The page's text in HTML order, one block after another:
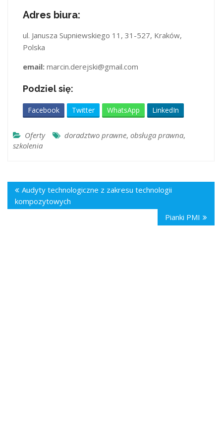
Adres biura:
ul. Janusza Supniewskiego 11, 31-527, Kraków,
Polska
email: marcin.derejski@gmail.com
Podziel się:
Facebook Twitter WhatsApp LinkedIn
Oferty doradztwo prawne, obsługa prawna,
szkolenia
Audyty technologiczne z zakresu technologii
kompozytowych
Pianki PMI